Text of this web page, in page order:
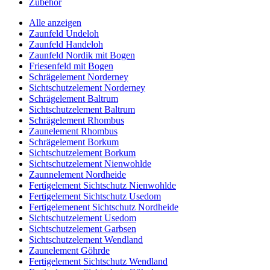
Zubehör
Alle anzeigen
Zaunfeld Undeloh
Zaunfeld Handeloh
Zaunfeld Nordik mit Bogen
Friesenfeld mit Bogen
Schrägelement Norderney
Sichtschutzelement Norderney
Schrägelement Baltrum
Sichtschutzelement Baltrum
Schrägelement Rhombus
Zaunelement Rhombus
Schrägelement Borkum
Sichtschutzelement Borkum
Sichtschutzelement Nienwohlde
Zaunnelement Nordheide
Fertigelement Sichtschutz Nienwohlde
Fertigelement Sichtschutz Usedom
Fertigelemenent Sichtschutz Nordheide
Sichtschutzelement Usedom
Sichtschutzelement Garbsen
Sichtschutzelement Wendland
Zaunelement Göhrde
Fertigelement Sichtschutz Wendland